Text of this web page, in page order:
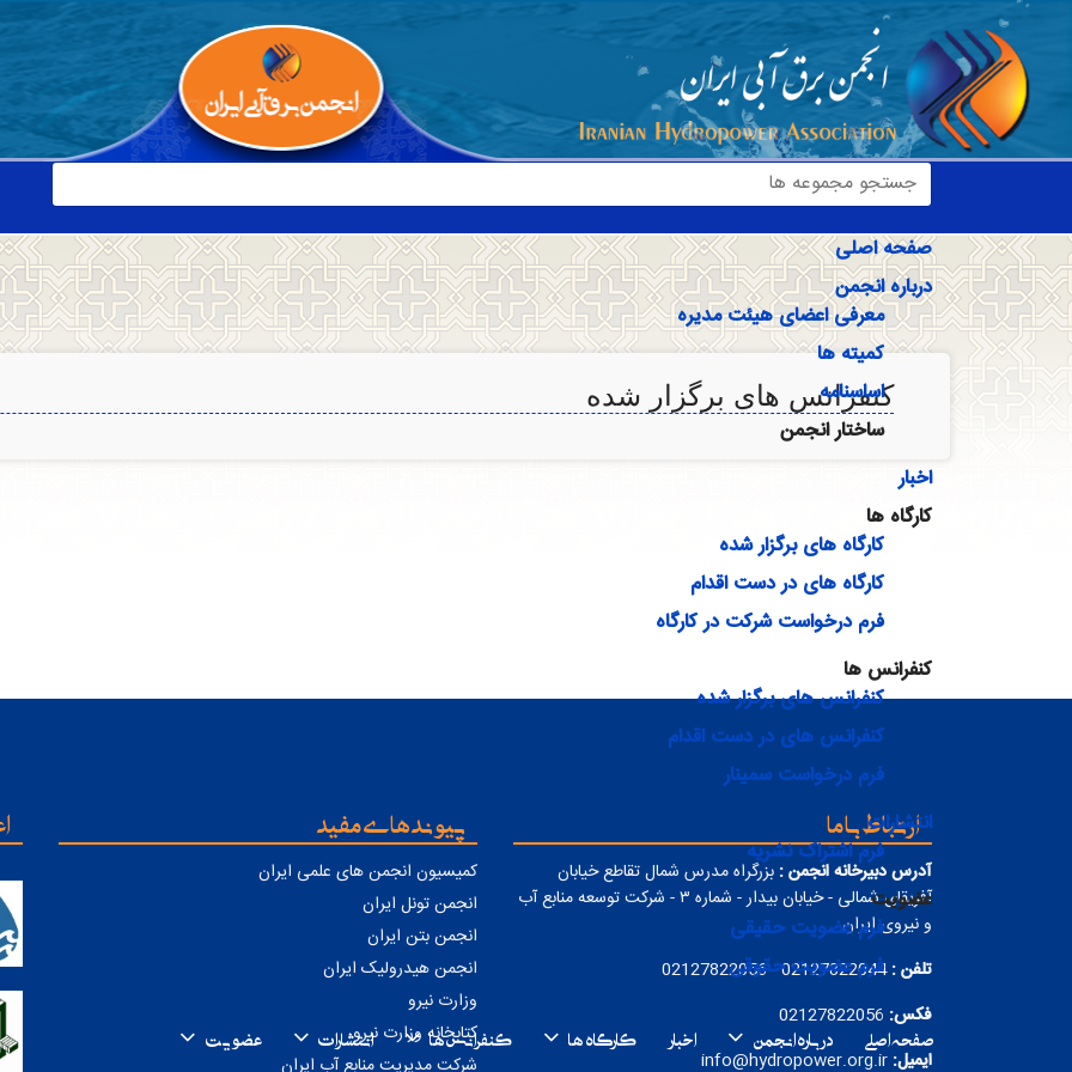
صفحه اصلی
درباره انجمن
معرفی اعضای هیئت مدیره
کمیته ها
اساسنامه
ساختار انجمن
اخبار
کارگاه ها
کارگاه های برگزار شده
کارگاه های در دست اقدام
فرم درخواست شرکت در کارگاه
کنفرانس ها
کنفرانس های برگزار شده
کنفرانس های در دست اقدام
فرم درخواست سمینار
انتشارات
فرم اشتراک نشریه
عضویت
فرم عضویت حقیقی
فرم عضویت حقوقی
صفحه اصلی درباره انجمن اخبار کارگاه ها کنفرانس ها انتشارات عضویت
کنفرانس های برگزار شده
ارتباط با ما
آدرس دبیرخانه انجمن : بزرگراه مدرس شمال تقاطع خیابان
آفریقای شمالی - خیابان بیدار - شماره ۳ - شرکت توسعه منابع آب
و نیروی ایران
تلفن :02127822044 - 02127822056
فکس: 02127822056
ایمیل: info@hydropower.org.ir
پیوندهای مفید
کمیسیون انجمن های علمی ایران
انجمن تونل ایران
انجمن بتن ایران
انجمن هیدرولیک ایران
وزارت نیرو
کتابخانه وزارت نیرو
شرکت مدیریت منابع آب ایران